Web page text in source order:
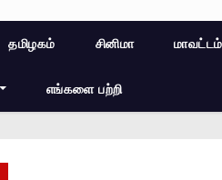
தமிழகம் சினிமா மாவட்டம்
எங்களை பற்றி